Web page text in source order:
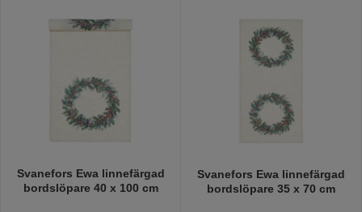
Svanefors Ewa linnefärgad
bordslöpare 40 x 100 cm
Svanefors Ewa linnefärgad
bordslöpare 35 x 70 cm